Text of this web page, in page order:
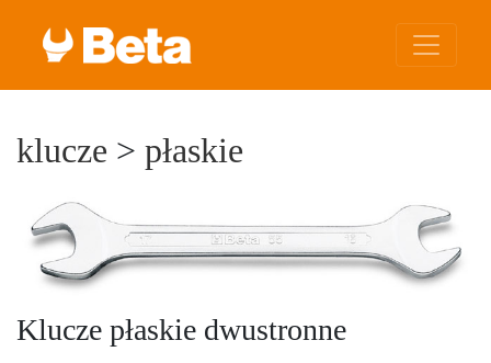
klucze > płaskie
Klucze płaskie dwustronne